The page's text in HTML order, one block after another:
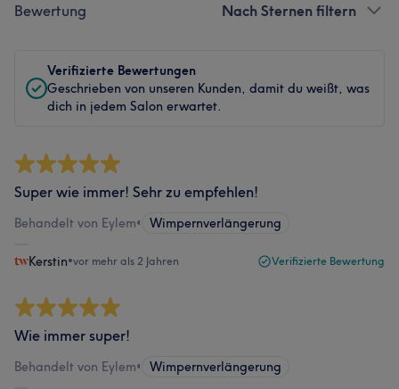
Bewertung Nach Sternen filtern
Verifizierte Bewertungen
Geschrieben von unseren Kunden, damit du weißt, was
dich in jedem Salon erwartet.
Super wie immer! Sehr zu empfehlen!
Behandelt von Eylem• Wimpernverlängerung
Kerstin•vor mehr als 2 Jahren Verifizierte Bewertung
Wie immer super!
Behandelt von Eylem• Wimpernverlängerung